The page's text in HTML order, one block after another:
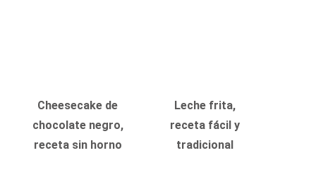
Cheesecake de
chocolate negro,
receta sin horno
Leche frita,
receta fácil y
tradicional